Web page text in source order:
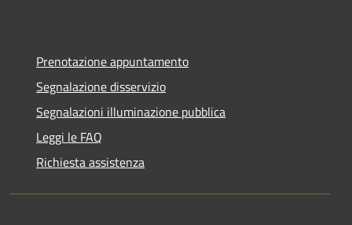
Prenotazione appuntamento
Segnalazione disservizio
Segnalazioni illuminazione pubblica
Leggi le FAQ
Richiesta assistenza